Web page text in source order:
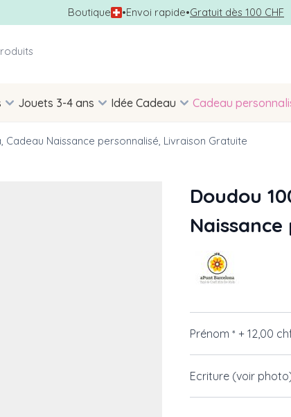
Boutique •Envoi rapide•Gratuit dès 100 CHF
Jouets 3-4 ans Idée Cadeau Cadeau
Naissance personnalisé, Livraison Gratuite
Doudou
Prénom * + 12,00
Ecriture (voir